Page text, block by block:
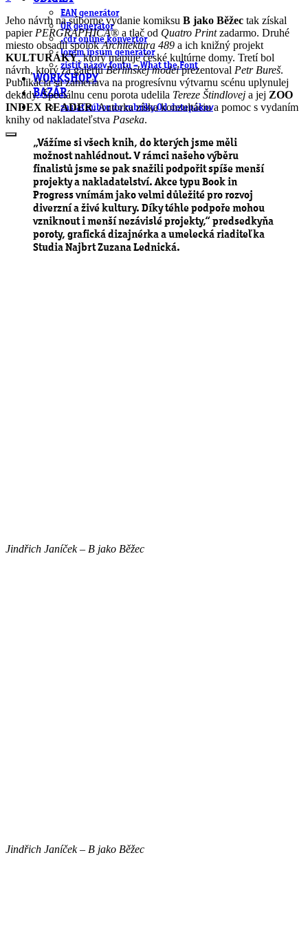
EAN generátor
QR generátor
.cdr online konvertor
lorem ipsum generátor
zistiť názov fontu – What the Font
WORKSHOPY
BAZÁR
zaslať súbor do rubriky Od detepákov
Jeho návrh na súborne vydanie komiksu B jako Běžec tak získal
papier PERGRAPHICA® a tlač od Quatro Printzadarmo. Druhé
miesto obsadil spolokArchitektura 489 a ich knižný projekt
KULTURÁKY, ktorý mapuje české kultúrne domy. Tretí bol
návrh, ktorý za galériuBerlínskej modelprezentoval Petr Bureš.
Publikácia sa zameriava na progresívnu výtvarnu scénu uplynulej
dekády. Špeciálnu cenu porota udelila Tereze Štindlovej a jej ZOO
INDEX READER. Autorka získa konzultáciu a pomoc s vydaním
knihy od nakladateľstva Paseka.
„Vážíme si všech knih, do kterých jsme měli
možnost nahlédnout. V rámci našeho výběru
finalistů jsme se pak snažili podpořit spíše menší
projekty a nakladatelství. Akce typu Book in
Progress vnímám jako velmi důležité pro rozvoj
diverzní a živé kultury. Díky téhle podpoře mohou
vzniknout i menší nezávislé projekty,“ predsedkyňa
poroty, grafická dizajnérka a umelecká riaditeľka
Studia NajbrtZuzana Lednická.
Jindřich Janíček – B jako Běžec
Jindřich Janíček – B jako Běžec